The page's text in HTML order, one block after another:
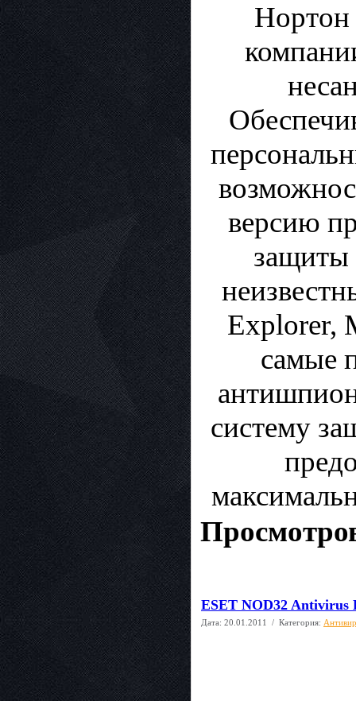
Нортон
версию
защиты
Explorer,
самые
систему
ESET NOD32 Antivirus
Дата: 20.01.2011 / Категория: